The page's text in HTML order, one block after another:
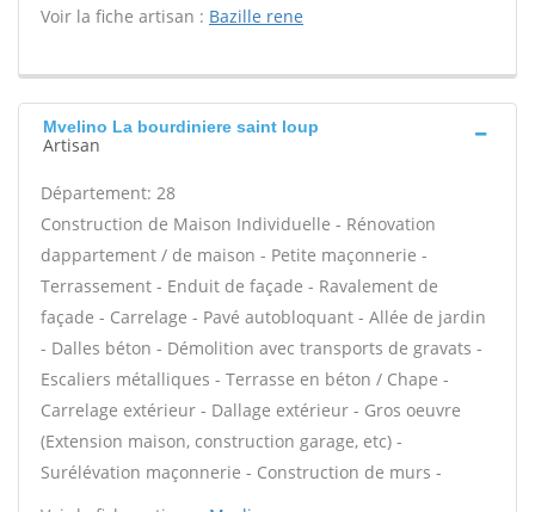
Voir la fiche artisan : Bazille rene
Mvelino La bourdiniere saint loup
Artisan
Département: 28
Construction de Maison Individuelle - Rénovation
dappartement / de maison - Petite maçonnerie -
Terrassement - Enduit de façade - Ravalement de
façade - Carrelage - Pavé autobloquant - Allée de jardin
- Dalles béton - Démolition avec transports de gravats -
Escaliers métalliques - Terrasse en béton / Chape -
Carrelage extérieur - Dallage extérieur - Gros oeuvre
(Extension maison, construction garage, etc) -
Surélévation maçonnerie - Construction de murs -